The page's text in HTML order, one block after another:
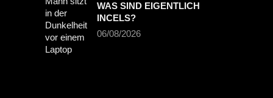
WAS SIND EIGENTLICH
INCELS?
06/08/2026